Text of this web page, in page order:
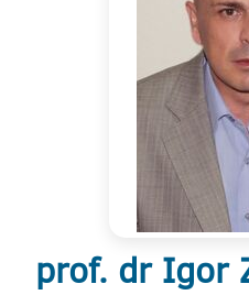
prof. dr Igor